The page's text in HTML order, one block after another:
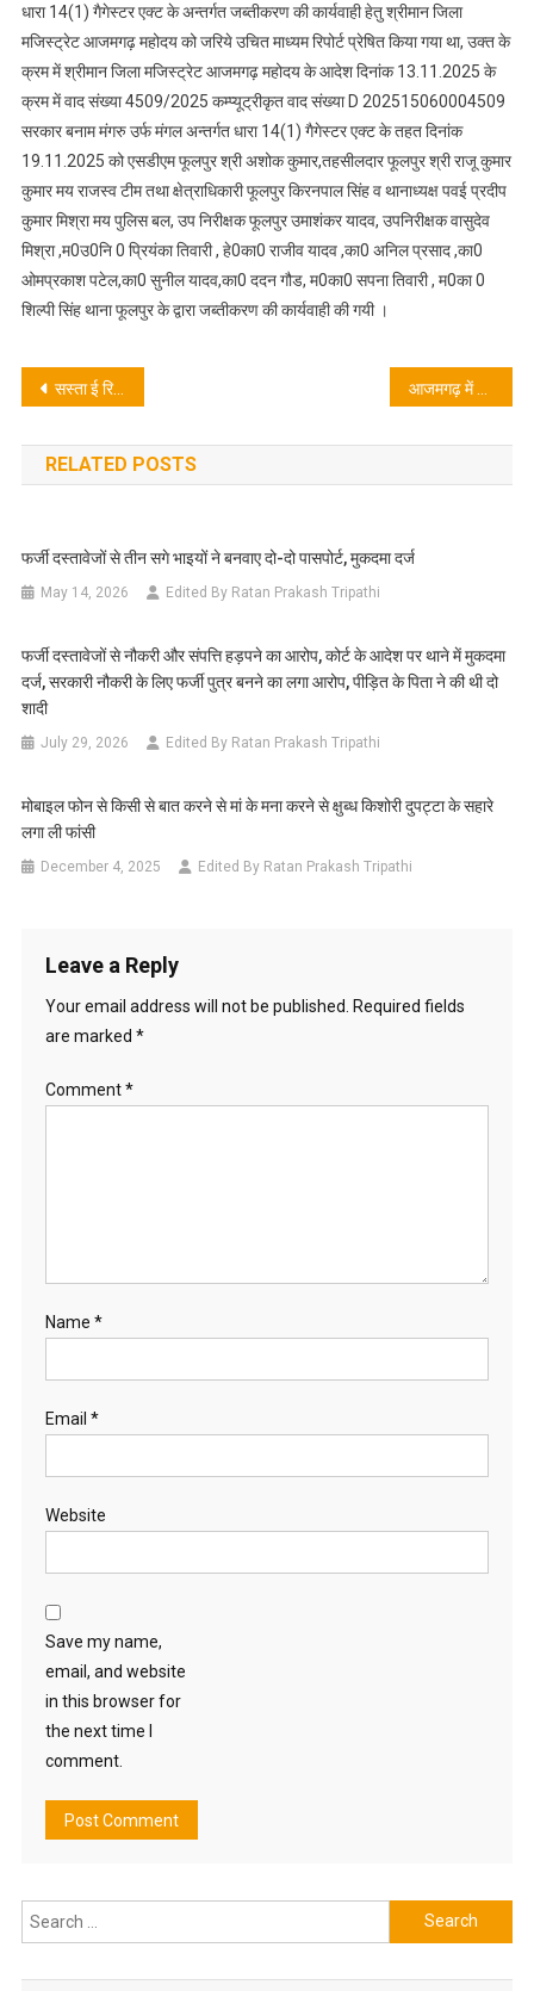
धारा 14(1) गैगेस्टर एक्ट के अन्तर्गत जब्तीकरण की कार्यवाही हेतु श्रीमान जिला
मजिस्ट्रेट आजमगढ़ महोदय को जरिये उचित माध्यम रिपोर्ट प्रेषित किया गया था, उक्त के
क्रम में श्रीमान जिला मजिस्ट्रेट आजमगढ़ महोदय के आदेश दिनांक 13.11.2025 के
क्रम में वाद संख्या 4509/2025 कम्प्यूट्रीकृत वाद संख्या D 202515060004509
सरकार बनाम मंगरु उर्फ मंगल अन्तर्गत धारा 14(1) गैगेस्टर एक्ट के तहत दिनांक
19.11.2025 को एसडीएम फूलपुर श्री अशोक कुमार,तहसीलदार फूलपुर श्री राजू कुमार
कुमार मय राजस्व टीम तथा क्षेत्राधिकारी फूलपुर किरनपाल सिंह व थानाध्यक्ष पवई प्रदीप
कुमार मिश्रा मय पुलिस बल, उप निरीक्षक फूलपुर उमाशंकर यादव, उपनिरीक्षक वासुदेव
मिश्रा ,म0उ0नि 0 प्रियंका तिवारी , हे0का0 राजीव यादव ,का0 अनिल प्रसाद ,का0
ओमप्रकाश पटेल,का0 सुनील यादव,का0 ददन गौड, म0का0 सपना तिवारी , म0का 0
शिल्पी सिंह थाना फूलपुर के द्वारा जब्तीकरण की कार्यवाही की गयी ।
Post
navigation
सस्ता ई रिक्शा दिलाने के नाम पर महिला के खाते से ऑनलाइन उड़ा लिया 2 लाख 61 हजार, पुलिस ने कराया वापस, पीड़िता ने दिया धन्यवाद
RELATED POSTS
फर्जी दस्तावेजों से तीन सगे भाइयों ने बनवाए दो-दो पासपोर्ट, मुकदमा दर्ज
May 14, 2026 Edited By Ratan Prakash Tripathi
फर्जी दस्तावेजों से नौकरी और संपत्ति हड़पने का आरोप, कोर्ट के आदेश पर थाने में मुकदमा
दर्ज, सरकारी नौकरी के लिए फर्जी पुत्र बनने का लगा आरोप, पीड़ित के पिता ने की थी दो
शादी
July 29, 2026 Edited By Ratan Prakash Tripathi
मोबाइल फोन से किसी से बात करने से मां के मना करने से क्षुब्ध किशोरी दुपट्टा के सहारे
लगा ली फांसी
December 4, 2025 Edited By Ratan Prakash Tripathi
Leave a Reply
Your email address will not be published.
Required fields
are marked *
Comment*
Name *
Email *
Website
Save my name,
email, and website
in this browser for
the next time I
comment.
Search
for: